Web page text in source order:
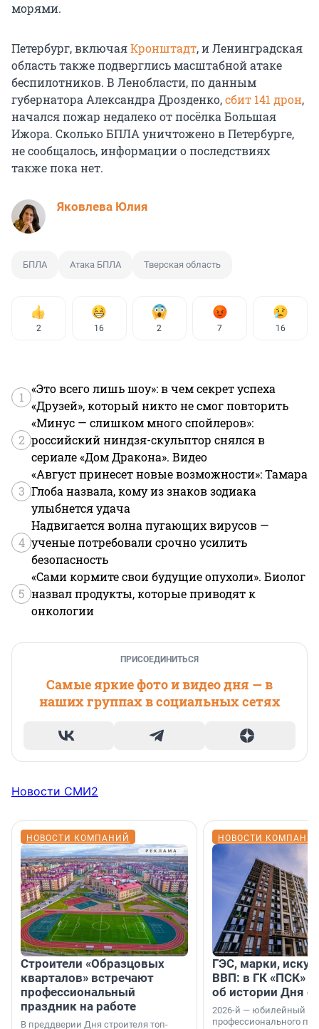
морями.
Петербург, включаяКронштадт, и Ленинградская
область также подверглись масштабной атаке
беспилотников. В Ленобласти, по данным
губернатора Александра Дрозденко,сбит 141 дрон,
начался пожар недалеко от посёлка Большая
Ижора. Сколько БПЛА уничтожено в Петербурге,
не сообщалось, информации о последствиях
также пока нет.
Яковлева Юлия
БПЛА Атака БПЛА Тверская область
2 16 2 7 16
1
«Это всего лишь шоу»: в чем секрет успеха
«Друзей», который никто не смог повторить
2
«Минус — слишком много спойлеров»:
российский ниндзя-скульптор снялся в
сериале «Дом Дракона». Видео
3
«Август принесет новые возможности»: Тамара
Глоба назвала, кому из знаков зодиака
улыбнется удача
4
Надвигается волна пугающих вирусов —
ученые потребовали срочно усилить
безопасность
5
«Сами кормите свои будущие опухоли». Биолог
назвал продукты, которые приводят к
онкологии
ПРИСОЕДИНИТЬСЯ
Самые яркие фото и видео дня — в
наших группах в социальных сетях
Новости СМИ2
НОВОСТИ КОМПАНИЙ
Строители «Образцовых
кварталов» встречают
профессиональный
праздник на работе
В преддверии Дня строителя топ-
НОВОСТИ
ГЭС, марки,
ВВП: в ГК «ПСК»
об истории Дня
2026-й — юбилейный
профессионального